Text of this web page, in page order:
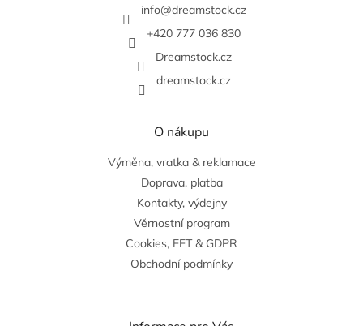
info@dreamstock.cz
+420 777 036 830
Dreamstock.cz
dreamstock.cz
O nákupu
Výměna, vratka & reklamace
Doprava, platba
Kontakty, výdejny
Věrnostní program
Cookies, EET & GDPR
Obchodní podmínky